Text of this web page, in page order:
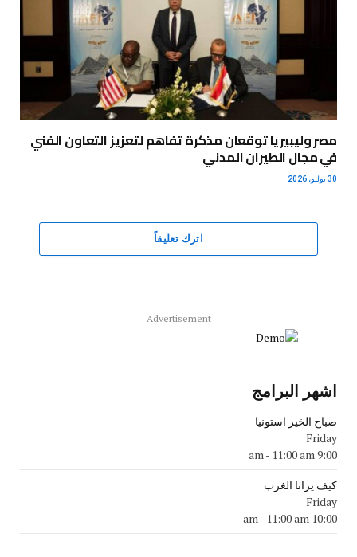
مصر وليبيريا توقعان مذكرة تفاهم لتعزيز التعاون الفني
في مجال الطيران المدني
30 يوليو، 2026
اترك تعليقاً
Advertisement
اشهر البرامج
صباح الخير استونيا
Friday
9:00 am
- 11:00 am
كيف يرانا الغرب
Friday
10:00 am
- 11:00 am